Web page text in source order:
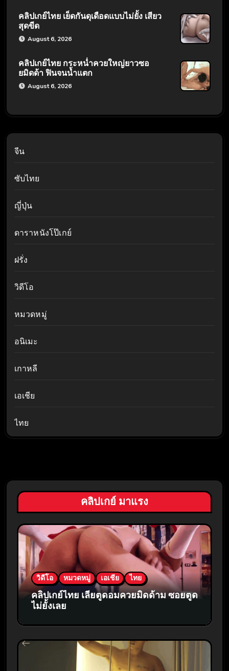
คลิปเกย์ไทย เย็ดกันดุเดือดแบบไม่ยั้ง เสียว
สุดขีด
August 6, 2026
คลิปเกย์ไทย กระหน่ำควยใหญ่ยาวซอ
ยมิดด้า ฟินจนน้ำแตก
August 6, 2026
จีน
ซับไทย
ญี่ปุ่น
ดาราหนังโป๊เกย์
ฝรั่ง
วิดีโอ
หมวดหมู่
อนิเมะ
เกาหลี
เอเชีย
ไทย
คลิปเกย์ มาแรง
วิดีโอ หมวดหมู่ เอเชีย ไทย
คลิปเกย์ไทย เลียตูดอมควยมิดด้าม ซอยตูด
ไม่ยั้งเลย